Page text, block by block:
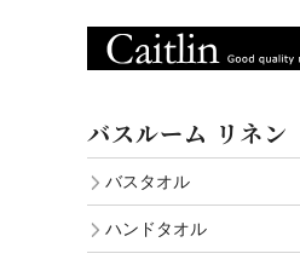
バスルーム リネン
バスタオル
ハンドタオル